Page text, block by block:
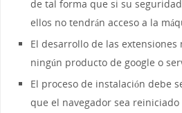
de tal forma que si su
ellos no tendrán acceso a la
El desarrollo de las
ningún producto de google o
El proceso de instalación debe
que el navegador sea